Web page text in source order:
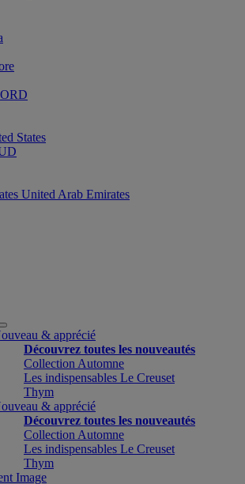
States
United Arab Emirates
& apprécié
Découvrez toutes les nouveautés
Collection Automne
Les indispensables Le Creuset
Thym
& apprécié
Découvrez toutes les nouveautés
Collection Automne
Les indispensables Le Creuset
Thym